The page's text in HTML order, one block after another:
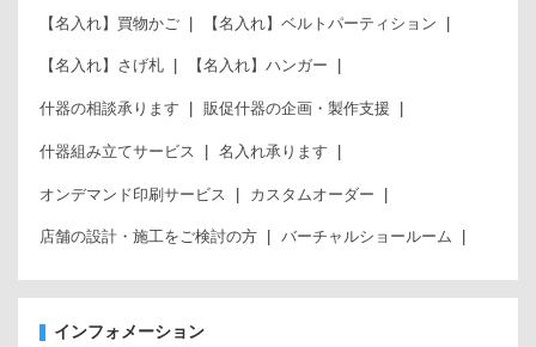
【名入れ】買物かご 【名入れ】ベルトパーティション
【名入れ】さげ札 【名入れ】ハンガー
什器の相談承ります 販促什器の企画・製作支援
什器組み立てサービス 名入れ承ります
オンデマンド印刷サービス カスタムオーダー
店舗の設計・施工をご検討の方 バーチャルショールーム
インフォメーション